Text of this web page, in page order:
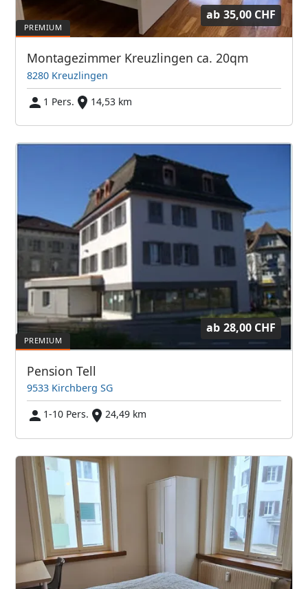
ab 35,00 CHF
Montagezimmer Kreuzlingen ca. 20qm
8280 Kreuzlingen
1 Pers.
14,53 km
ab 28,00 CHF
Pension Tell
9533 Kirchberg SG
1-10 Pers.
24,49 km